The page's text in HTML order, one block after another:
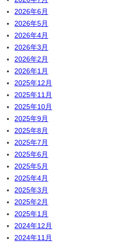
2026年6月
2026年5月
2026年4月
2026年3月
2026年2月
2026年1月
2025年12月
2025年11月
2025年10月
2025年9月
2025年8月
2025年7月
2025年6月
2025年5月
2025年4月
2025年3月
2025年2月
2025年1月
2024年12月
2024年11月